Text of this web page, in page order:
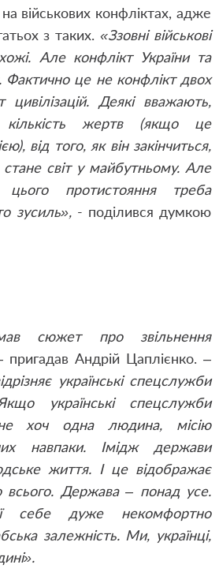
військових конфліктах, адже
з таких.«Ззовні військові
Але конфлікт України та
Фактично це не конфлікт двох
цивілізацій. Деякі вважають,
жертв (якщо це
від того, як він закінчиться,
світ у майбутньому. Але
протистояння треба
зусиль»,- поділився думкою
сюжет про звільнення
пригадав Андрій Цаплієнко. –
українські спецслужби
українські спецслужби
хоч одна людина, місію
навпаки. Імідж держави
життя. І це відображає
всього. Держава – понад усе.
себе дуже некомфортно
залежність. Ми, українці,